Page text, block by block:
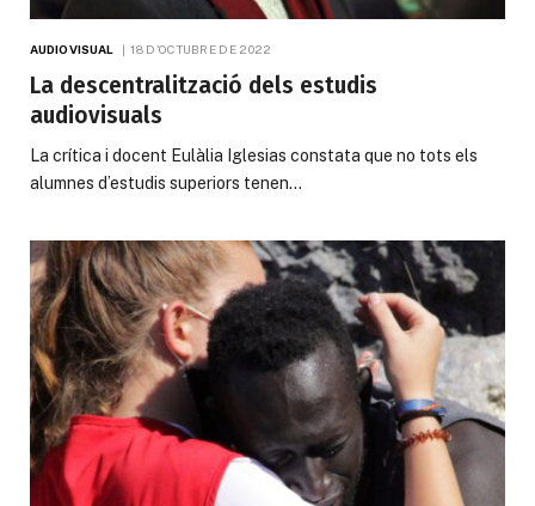
AUDIOVISUAL 18 D'OCTUBRE DE 2022
La descentralització dels estudis
audiovisuals
La crítica i docent Eulàlia Iglesias constata que no tots els
alumnes d’estudis superiors tenen…